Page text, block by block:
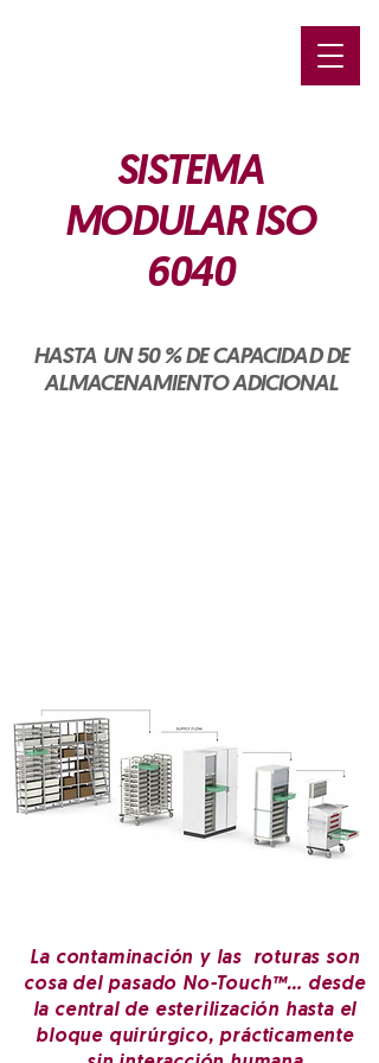
SISTEMA
MODULAR ISO
6040
HASTA UN 50 % DE CAPACIDAD DE
ALMACENAMIENTO ADICIONAL
La contaminación y las roturas son
cosa del pasado No-Touch™… desde
la central de esterilización hasta el
bloque quirúrgico, prácticamente